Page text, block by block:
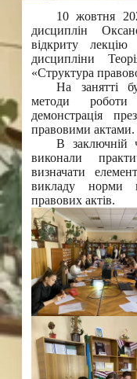
10 жовтня
дисциплін
відкриту
дисципліни
«Структура
На занятті
методи роботи
демонстрація
правовими актами.
В заключній
виконали
визначати
викладу норми
правових актів.